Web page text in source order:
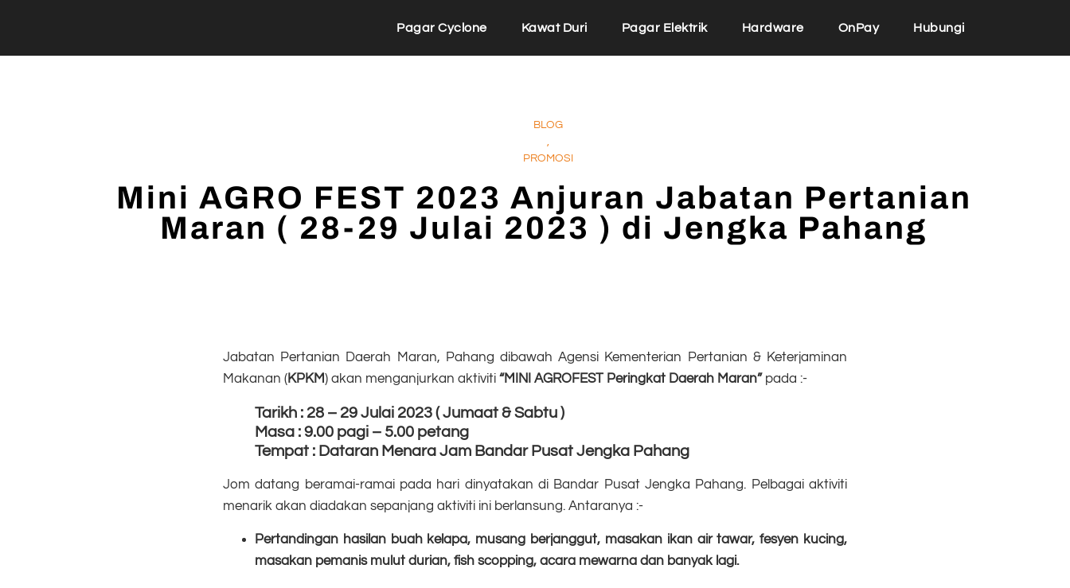
Pagar Cyclone Kawat Duri Pagar Elektrik Hardware OnPay Hubungi
BLOG
,
PROMOSI
Mini AGRO FEST 2023 Anjuran Jabatan Pertanian
Maran ( 28-29 Julai 2023 ) di Jengka Pahang
Jabatan Pertanian Daerah Maran, Pahang dibawah Agensi Kementerian Pertanian & Keterjaminan
Makanan (KPKM) akan menganjurkan aktiviti “MINI AGROFEST Peringkat Daerah Maran”pada :-
Tarikh : 28 – 29 Julai 2023 ( Jumaat & Sabtu )
Masa : 9.00 pagi – 5.00 petang
Tempat : Dataran Menara Jam Bandar Pusat Jengka Pahang
Jom datang beramai-ramai pada hari dinyatakan di Bandar Pusat Jengka Pahang. Pelbagai aktiviti
menarik akan diadakan sepanjang aktiviti ini berlansung. Antaranya :-
Pertandingan hasilan buah kelapa, musang berjanggut, masakan ikan air tawar, fesyen kucing,
masakan pemanis mulut durian, fish scopping, acara mewarna dan banyak lagi.